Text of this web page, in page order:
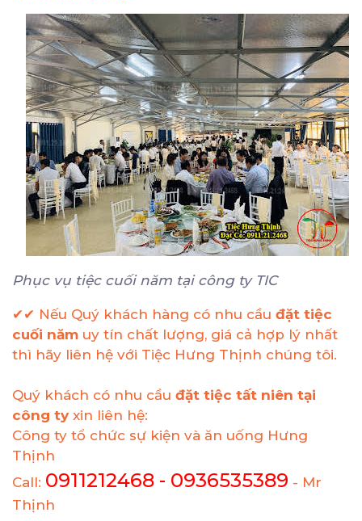
Phục vụ tiệc cuối năm tại công ty TIC
✔✔ Nếu Quý khách hàng có nhu cầu đặt tiệc
cuối năm uy tín chất lượng, giá cả hợp lý nhất
thì hãy liên hệ với Tiệc Hưng Thịnh chúng tôi.
Quý khách có nhu cầu đặt tiệc tất niên tại
công ty xin liên hệ:
Công ty tổ chức sự kiện và ăn uống Hưng
Thịnh
Call: 0911212468 - 0936535389 - Mr
Thịnh